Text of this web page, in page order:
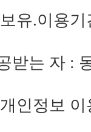
유.이용
받는 자 :
인정보